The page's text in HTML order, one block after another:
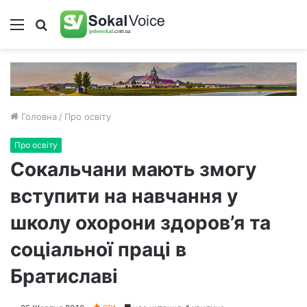
Меню Пошук
Головна / Про освіту
Про освіту
Сокальчани мають змогу
вступити на навчання у
школу охорони здоров’я та
соціальної праці в
Братиславі